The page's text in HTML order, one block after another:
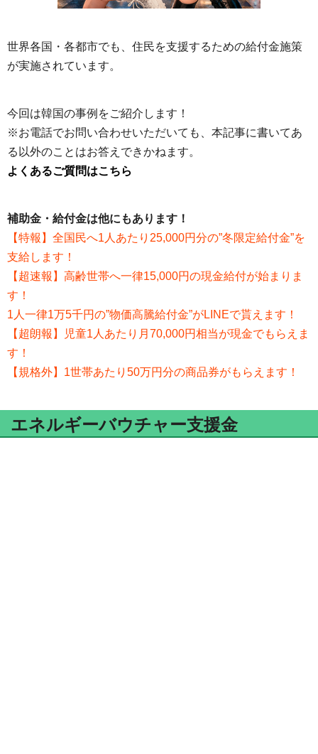
世界各国・各都市でも、住民を支援するための給付金施策
が実施されています。
今回は韓国の事例をご紹介します！
※お電話でお問い合わせいただいても、本記事に書いてあ
る以外のことはお答えできかねます。
よくあるご質問はこちら
補助金・給付金は他にもあります！
【特報】全国民へ1人あたり25,000円分の”冬限定給付金”を
支給します！
【超速報】高齢世帯へ一律15,000円の現金給付が始まりま
す！
1人一律1万5千円の”物価高騰給付金”がLINEで貰えます！
【超朗報】児童1人あたり月70,000円相当が現金でもらえま
す！
【規格外】1世帯あたり50万円分の商品券がもらえます！
エネルギーバウチャー支援金